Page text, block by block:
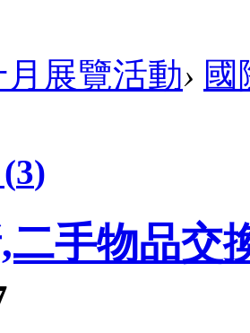
月展覽活動› 國
(3)
二手物品交